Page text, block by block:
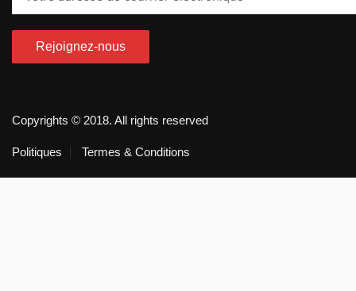
Copyrights © 2018. All rights reserved
Politiques Termes & Conditions